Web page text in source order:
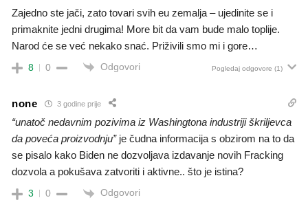
Zajedno ste jači, zato tovari svih eu zemalja – ujedinite se i
primaknite jedni drugima! More bit da vam bude malo toplije.
Narod će se već nekako snać. Priživili smo mi i gore…
8 0 Odgovori Pogledaj odgovore (1)
none 3 godine prije
“unatoč nedavnim pozivima iz Washingtona industriji škriljevca
da poveća proizvodnju”je čudna informacija s obzirom na to da
se pisalo kako Biden ne dozvoljava izdavanje novih Fracking
dozvola a pokušava zatvoriti i aktivne.. što je istina?
3 0 Odgovori